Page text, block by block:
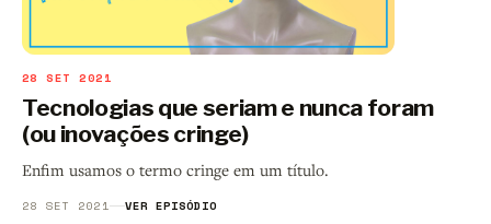
28 SET 2021
Tecnologias que seriam e nunca foram
(ou inovações cringe)
Enfim usamos o termo cringe em um título.
28 SET 2021 VER EPISÓDIO